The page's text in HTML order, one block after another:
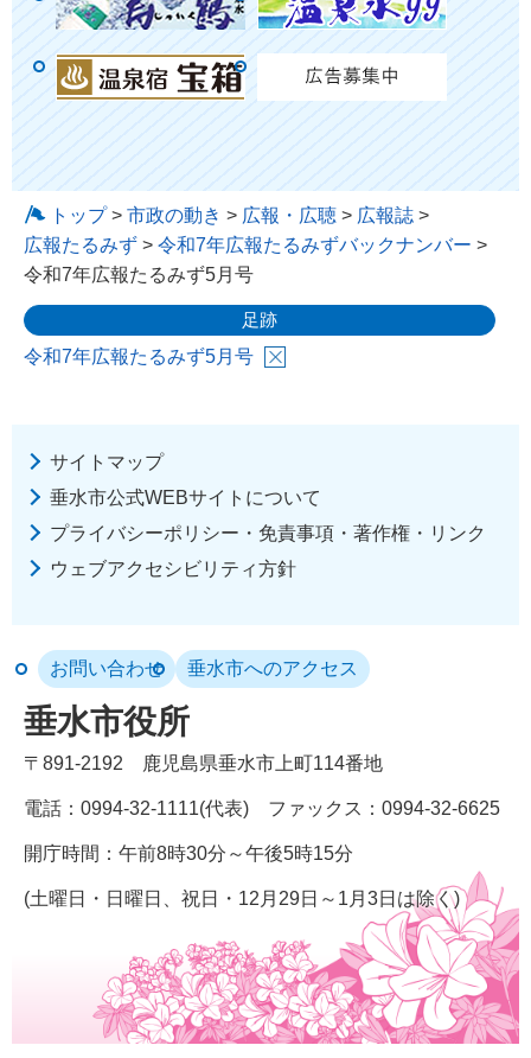
トップ>市政の動き > 広報・広聴 > 広報誌 >
広報たるみず > 令和7年広報たるみずバックナンバー >
令和7年広報たるみず5月号
足跡
令和7年広報たるみず5月号
サイトマップ
垂水市公式WEBサイトについて
プライバシーポリシー・免責事項・著作権・リンク
ウェブアクセシビリティ方針
垂水市役所
お問い合わせ 垂水市へのアクセス
〒891-2192 鹿児島県垂水市上町114番地
電話：0994-32-1111(代表) ファックス：0994-32-6625
開庁時間：午前8時30分～午後5時15分
(土曜日・日曜日、祝日・12月29日～1月3日は除く)